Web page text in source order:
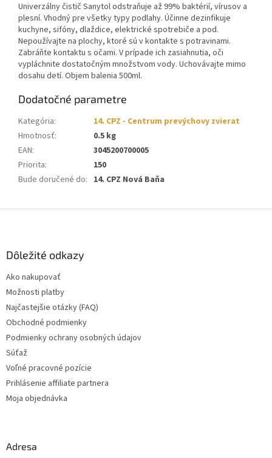
Univerzálny čistič Sanytol odstraňuje až 99% baktérií, vírusov a
plesní. Vhodný pre všetky typy podlahy. Účinne dezinfikuje
kuchyne, sifóny, dlaždice, elektrické spotrebiče a pod.
Nepoužívajte na plochy, ktoré sú v kontakte s potravinami.
Zabráňte kontaktu s očami. V prípade ich zasiahnutia, oči
vypláchnite dostatočným množstvom vody. Uchovávajte mimo
dosahu detí. Objem balenia 500ml.
Dodatočné parametre
Kategória:
14. CPZ - Centrum prevýchovy zvierat
Hmotnosť:
0.5 kg
EAN:
3045200700005
Priorita:
150
Bude doručené do: 14. CPZ Nová Baňa
Dôležité odkazy
Ako nakupovať
Možnosti platby
Najčastejšie otázky (FAQ)
Obchodné podmienky
Podmienky ochrany osobných údajov
Súťaž
Voľné pracovné pozície
Prihlásenie affiliate partnera
Moja objednávka
Adresa